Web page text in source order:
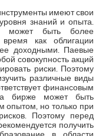
имеют свои
знаний и опыта.
может быть более
как облигации
доходными. Паевые
совокупность акций
риски. Поэтому
различные виды
финансовым
бирже может быть
опытом, но только при
Поэтому перед
получить
в области